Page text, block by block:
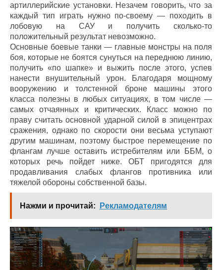
артиллерийские установки. Незачем говорить, что за
каждый тип играть нужно по-своему — походить в
лобовую на САУ и получить сколько-то
положительный результат невозможно.
Основные боевые танки — главные монстры на поля
боя, которые не боятся сунуться на переднюю линию,
получить «по шапке» и выжить после этого, успев
нанести внушительный урон. Благодаря мощному
вооружению и толстенной броне машины этого
класса полезны в любых ситуациях, в том числе —
самых отчаянных и критических. Класс можно по
праву считать основной ударной силой в эпицентрах
сражения, однако по скорости они весьма уступают
другим машинам, поэтому быстрое перемещение по
флангам лучше оставить истребителям или ББМ, о
которых речь пойдет ниже. ОБТ пригодятся для
продавливания слабых флангов противника или
тяжелой обороны собственной базы.
Нажми и прочитай: Рекламодателям